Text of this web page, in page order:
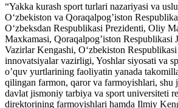
“Yakka kurash sport turlari nazariyasi va
O‘zbekiston va Qoraqalpog’iston
O‘zbeksdan Respublikasi Prezidenti, Oliy
Maxkamasi, Qoraqalpog’iston Respublikasi
Vazirlar Kengashi, O‘zbekiston
innovatsiyalar vazirligi, Yoshlar siyosati va
o’quv yurtlarining faoliyatin yanada
qilingan farmon, qaror va farmoyishlari, shu
davlat jismoniy tarbiya va sport universiteti
direktorining farmoyishlari hamda Ilmiy